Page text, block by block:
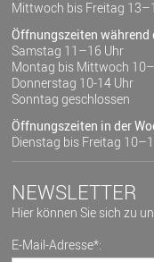
Mittwoch bis Freitag
Öffnungszeiten
Samstag 11–16 Uhr
Montag bis Mittwoch
Donnerstag 10-14 Uhr
Sonntag geschlossen
Öffnungszeiten in der
Dienstag bis Freitag
NEWSLETTER
Hier können Sie sich zu
E-Mail-Adresse*: